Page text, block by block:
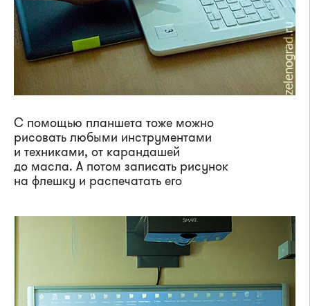
С помощью планшета тоже можно
рисовать любыми инструментами
и техниками, от карандашей
до масла. А потом записать рисунок
на флешку и распечатать его